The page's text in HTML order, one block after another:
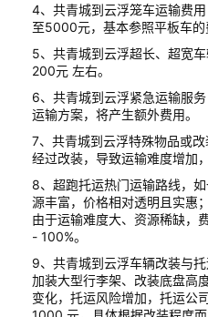
4、共青城到云浮笼车运输费
至5000元，基本参照平板车的
5、共青城到云浮超长、超宽
200元 左右。
6、共青城到云浮紧急运输服
运输方案，将产生额外费用。
7、共青城到云浮特殊物品或
经过改装，导致运输难度增加
8、超跑托运热门运输路线，
源丰富，价格相对透明且实惠
由于运输难度大、资源稀缺，
- 100%。
9、共青城到云浮车辆改装与
加装大型行李架、改装底盘高
变化，托运风险增加，托运公